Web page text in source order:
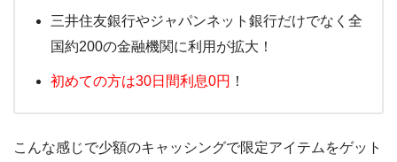
三井住友銀行やジャパンネット銀行だけでなく全
国約200の金融機関に利用が拡大！
初めての方は30日間利息0円 ！
こんな感じで少額のキャッシングで限定アイテムをゲット